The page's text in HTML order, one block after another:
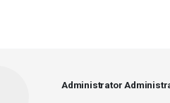
Administrator